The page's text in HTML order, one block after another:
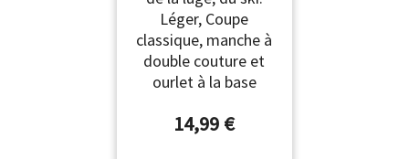
Léger, Coupe
classique, manche à
double couture et
ourlet à la base
14,99 €